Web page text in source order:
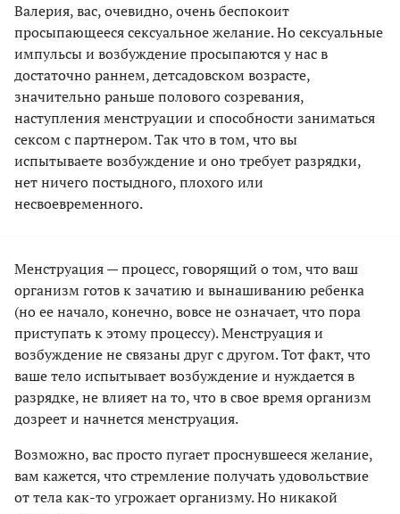
Валерия, вас, очевидно, очень беспокоит
просыпающееся сексуальное желание. Но сексуальные
импульсы и возбуждение просыпаются у нас в
достаточно раннем, детсадовском возрасте,
значительно раньше полового созревания,
наступления менструации и способности заниматься
сексом с партнером. Так что в том, что вы
испытываете возбуждение и оно требует разрядки,
нет ничего постыдного, плохого или
несвоевременного.
Менструация — процесс, говорящий о том, что ваш
организм готов к зачатию и вынашиванию ребенка
(но ее начало, конечно, вовсе не означает, что пора
приступать к этому процессу). Менструация и
возбуждение не связаны друг с другом. Тот факт, что
ваше тело испытывает возбуждение и нуждается в
разрядке, не влияет на то, что в свое время организм
дозреет и начнется менструация.
Возможно, вас просто пугает проснувшееся желание,
вам кажется, что стремление получать удовольствие
от тела как-то угрожает организму. Но никакой